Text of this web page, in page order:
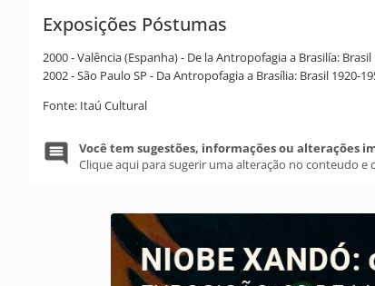
Exposições Póstumas
2000 - Valência (Espanha) - De la Antropofagia a Brasilía:
2002 - São Paulo SP - Da Antropofagia a Brasília: Brasil 1920-
Fonte: Itaú Cultural
Você tem sugestões, informações ou alterações
Clique aqui para sugerir uma alteração no conteudo